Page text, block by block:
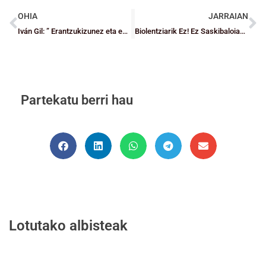
OHIA
Iván Gil: ” Erantzukizunez eta exigentziarekin hartzen dut izendapena”
JARRAIAN
Biolentziarik Ez! Ez Saskibaloian ez inon. Errespetua
Partekatu berri hau
Lotutako albisteak